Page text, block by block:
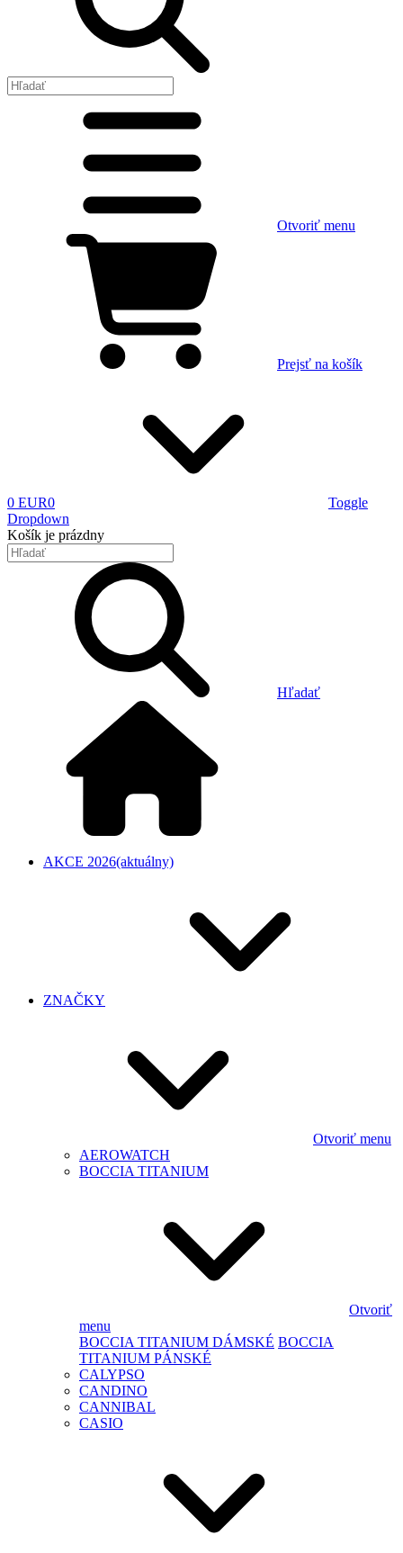
Otvoriť menu
Prejsť na košík
0 EUR0
Toggle
Dropdown
Košík je prázdny
Hľadať
AKCE 2026(aktuálny)
ZNAČKY
Otvoriť menu
AEROWATCH
BOCCIA TITANIUM
Otvoriť
menu
BOCCIA TITANIUM DÁMSKÉ BOCCIA
TITANIUM PÁNSKÉ
CALYPSO
CANDINO
CANNIBAL
CASIO